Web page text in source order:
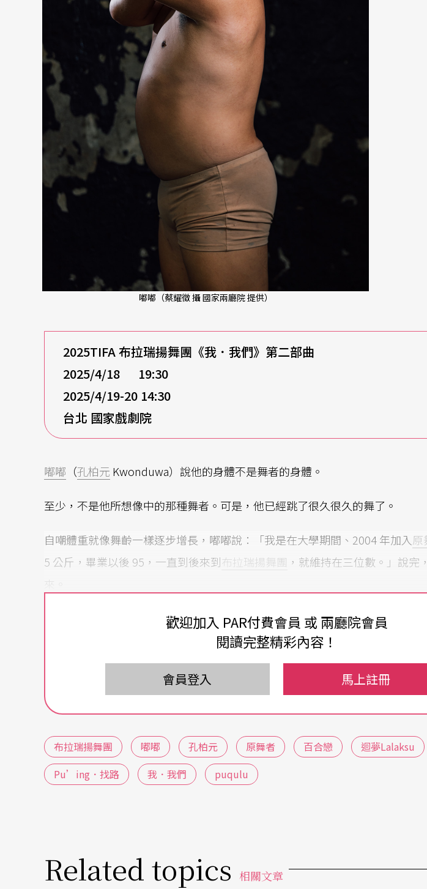
嘟嘟（蔡耀徵 攝 國家兩廳院 提供）
2025TIFA 布拉瑞揚舞團《我．我們》第二部曲
2025/4/18 19:30
2025/4/19-20 14:30
台北 國家戲劇院
嘟嘟 （孔柏元 Kwonduwa）說他的身體不是舞者的身體。
至少，不是他所想像中的那種舞者。可是，他已經跳了很久很久的舞了。
自嘲體重就像舞齡一樣逐步增長，嘟嘟說：「我是在大學期間、2004 年加入原
5 公斤，畢業以後 95，一直到後來到布拉瑞揚舞團 ，就維持在三位數。」說完
早年他跟著原舞者上山下海，穿梭各種不同部落，場上的舞者幾乎就是一個群
斂或者外放，乍看之下都於身形無關，但多數人對於舞者的想像仍舊從身形出
是用眼睛來捕捉文化。真的要等到嘟嘟第一次以舞者的身分穿上一個角色，他
雖然說，當時的他自己不會曉得，身體與心靈相通的片刻，正式在為來日的《
奠定下基礎。
歡迎加入 PAR付費會員 或 兩廳院會員
閱讀完整精彩內容！
會員登入 馬上註冊
布拉瑞揚舞團 嘟嘟 孔柏元 原舞者 百合戀
迴夢Lalaksu
Pu’ing．找路
我．我們 puqulu
Related topics 相關文章